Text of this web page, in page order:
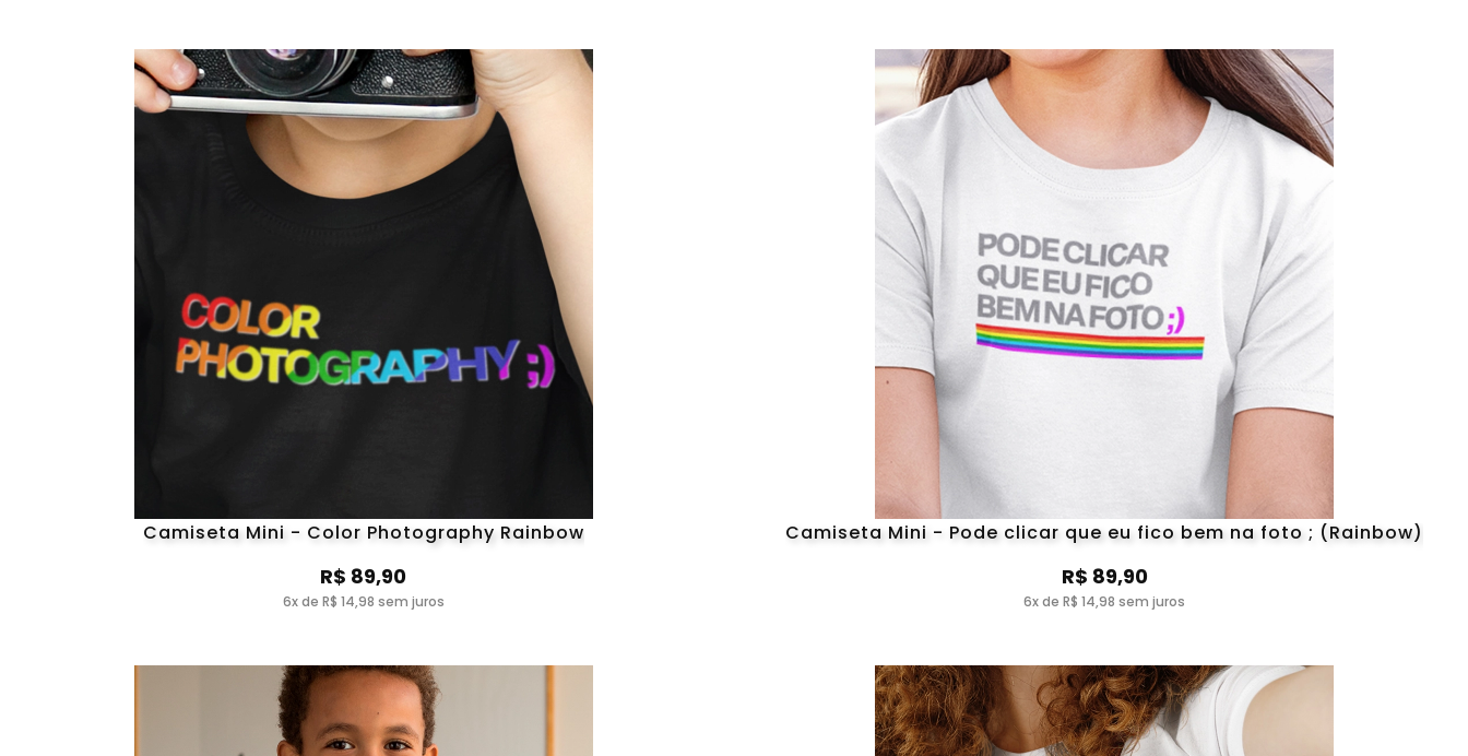
Camiseta Mini - Color Photography Rainbow
R$ 89,90
6x de R$ 14,98 sem juros
Camiseta Mini - Pode clicar que eu fico bem na foto ; (Rainbow)
R$ 89,90
6x de R$ 14,98 sem juros